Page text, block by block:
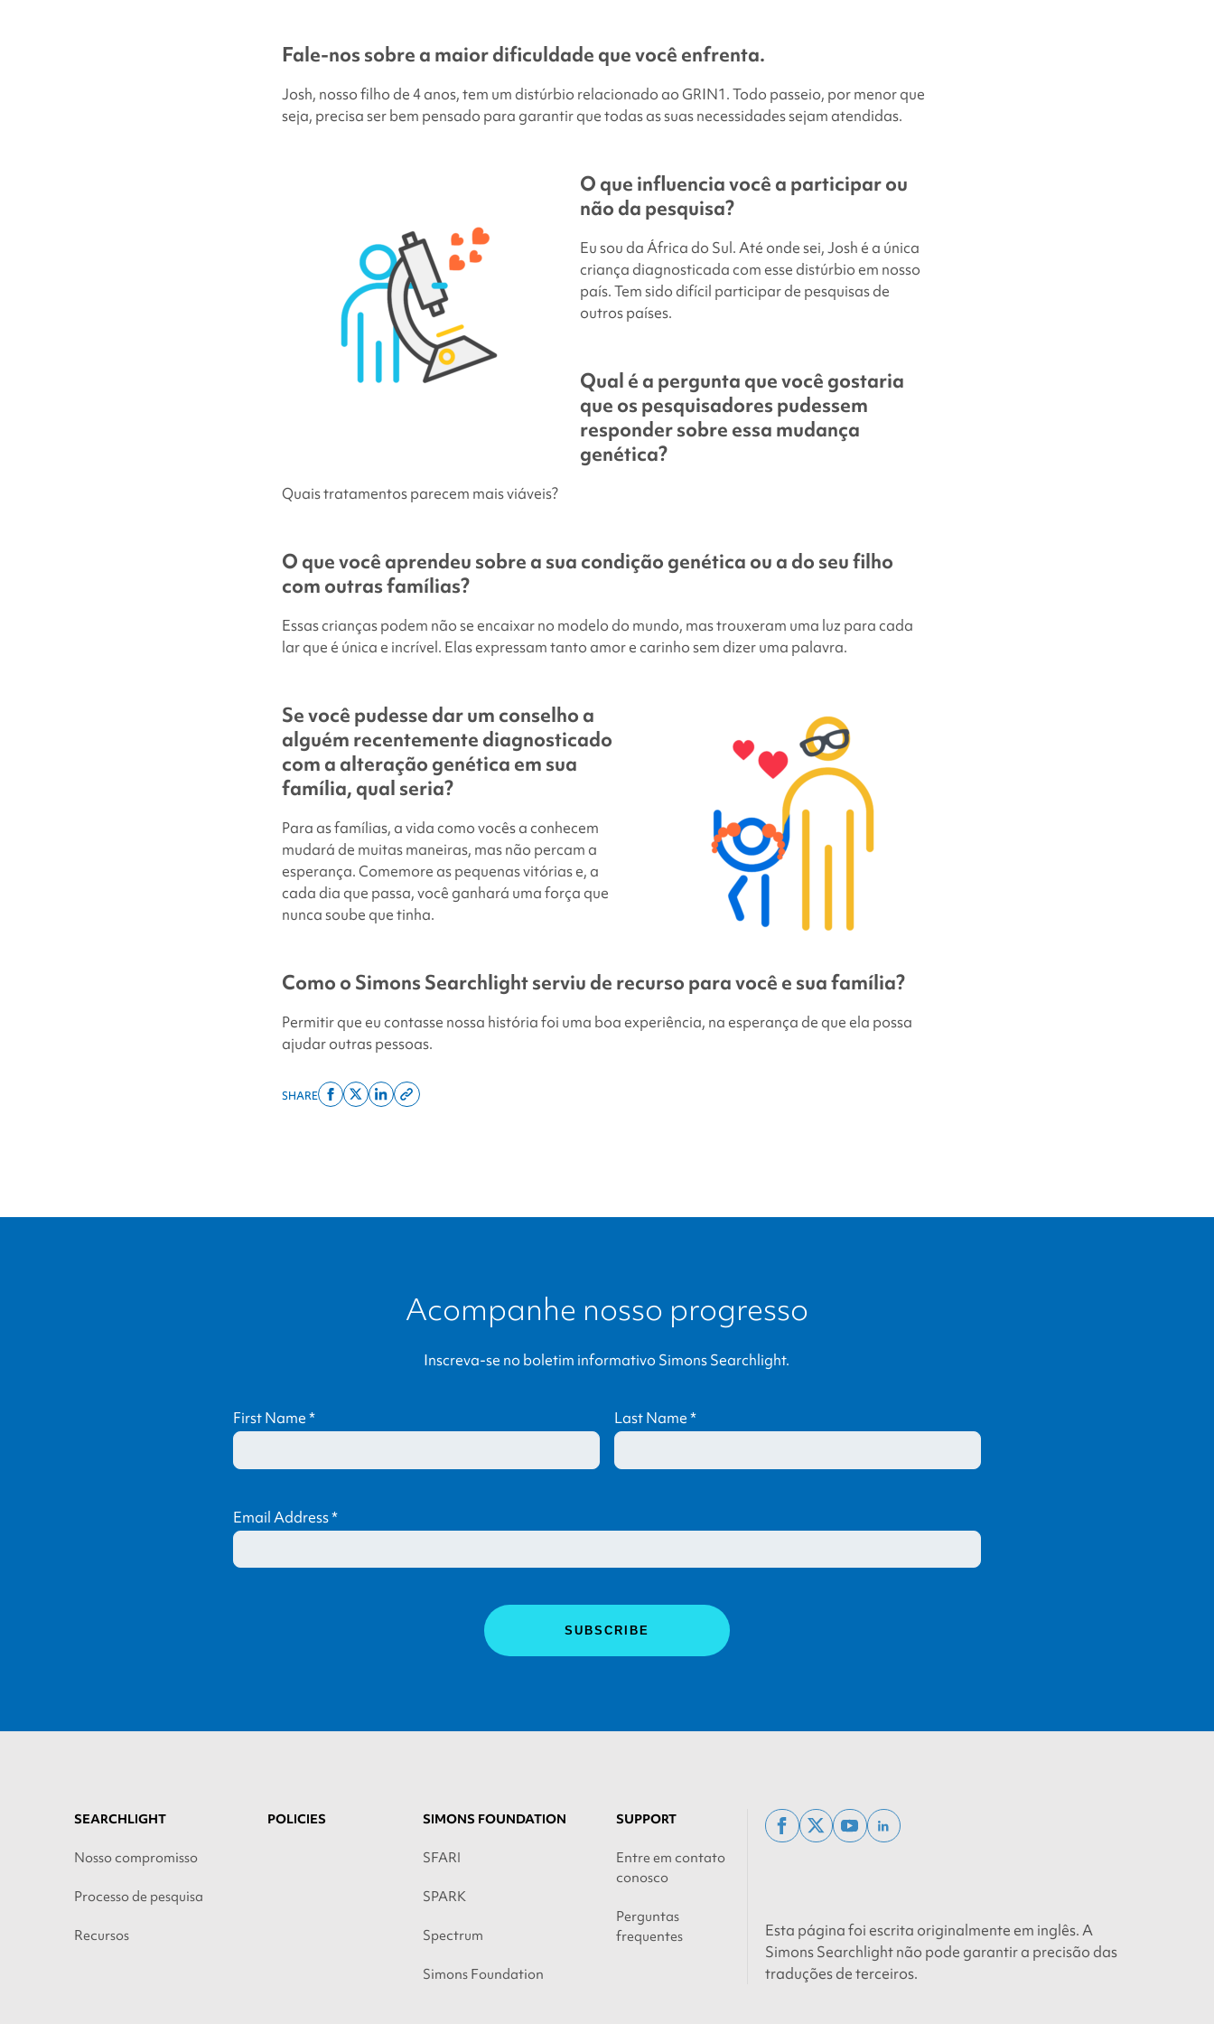
Fale-nos sobre a maior dificuldade que você enfrenta.
Josh, nosso filho de 4 anos, tem um distúrbio relacionado ao GRIN1. Todo passeio, por menor que
seja, precisa ser bem pensado para garantir que todas as suas necessidades sejam atendidas.
O que influencia você a participar ou
não da pesquisa?
Eu sou da África do Sul. Até onde sei, Josh é a única
criança diagnosticada com esse distúrbio em nosso
país. Tem sido difícil participar de pesquisas de
outros países.
Qual é a pergunta que você gostaria
que os pesquisadores pudessem
responder sobre essa mudança
genética?
Quais tratamentos parecem mais viáveis?
O que você aprendeu sobre a sua condição genética ou a do seu filho
com outras famílias?
Essas crianças podem não se encaixar no modelo do mundo, mas trouxeram uma luz para cada
lar que é única e incrível. Elas expressam tanto amor e carinho sem dizer uma palavra.
Se você pudesse dar um conselho a
alguém recentemente diagnosticado
com a alteração genética em sua
família, qual seria?
Para as famílias, a vida como vocês a conhecem
mudará de muitas maneiras, mas não percam a
esperança. Comemore as pequenas vitórias e, a
cada dia que passa, você ganhará uma força que
nunca soube que tinha.
Como o Simons Searchlightserviu de recurso para você e sua família?
Permitir que eu contasse nossa história foi uma boa experiência, na esperança de que ela possa
ajudar outras pessoas.
SHARE
ShareShareShareCopy
Acompanhe nosso progresso
Inscreva-se no boletim informativo Simons Searchlight.
First Name* Last Name*
Email Address*
SEARCHLIGHT
Nosso compromisso
Processo de pesquisa
Recursos
POLICIES SIMONS FOUNDATION
SFARI
SPARK
Spectrum
Simons Foundation
SUPPORT
Entre em contato
conosco
Perguntas
frequentes
facebook
x
youtubelinkedin
Esta página foi escrita originalmente em inglês. A
Simons Searchlight não pode garantir a precisão das
traduções de terceiros.